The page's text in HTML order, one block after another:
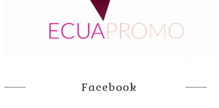
Facebook